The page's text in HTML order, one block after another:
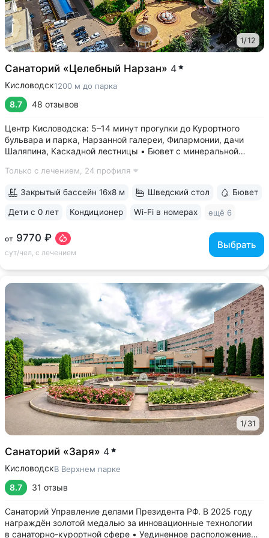
1/12
Санаторий «Целебный Нарзан» 4
Кисловодск1200 м до парка
8.7 48 отзывов
Центр Кисловодска: 5–14 минут прогулки до Курортного
бульвара и парка, Нарзанной галереи, Филармонии, дачи
Шаляпина, Каскадной лестницы • Бювет с минеральной
«Славяновская» (Железноводск), «Ессентуки № 4» •
Только с лечением, 24 профиля
от 9770 ₽
сут/чел, с лечением
Выбрать
Закрытый бассейн 16х8 м Шведский стол Бювет
Дети с 0 лет Кондиционер Wi-Fi в номерах ещё 6
1/31
Санаторий «Заря» 4
КисловодскВ Верхнем парке
8.7 31 отзыв
Санаторий Управление делами Президента РФ. В 2025 году
награждён золотой медалью за инновационные технологии
в санаторно-курортной сфере • Уединенное расположение